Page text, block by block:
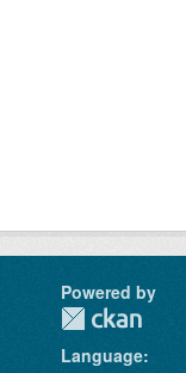
Powered by
Language